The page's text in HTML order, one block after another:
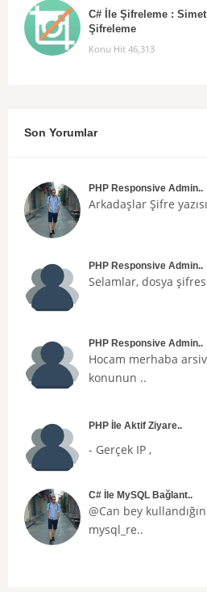
C# İle Şifreleme :
Şifreleme
Konu Hit 46,313
Son Yorumlar
PHP Responsive Admin..
Arkadaşlar Şifre
PHP Responsive Admin..
Selamlar, dosya
PHP Responsive Admin..
Hocam merhaba
konunun ..
PHP İle Aktif Ziyare..
- Gerçek IP ,
C# İle MySQL Bağlant..
@Can bey
mysql_re..